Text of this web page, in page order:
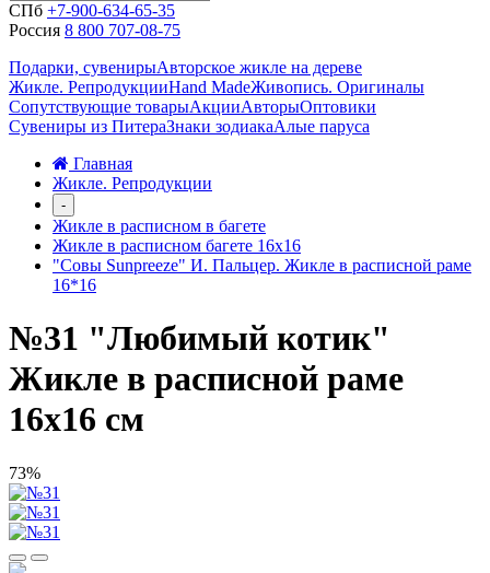
СПб +7-900-634-65-35
Россия 8 800 707-08-75
Подарки, сувенирыАвторское жикле на дереве
Жикле. РепродукцииHand MadeЖивопись. Оригиналы
Сопутствующие товарыАкцииАвторыОптовики
Сувениры из ПитераЗнаки зодиакаАлые паруса
Главная
Жикле. Репродукции
-
Жикле в расписном в багете
Жикле в расписном багете 16х16
"Совы Sunpreeze" И. Пальцер. Жикле в расписной раме
16*16
№31 "Любимый котик"
Жикле в расписной раме
16х16 см
73%